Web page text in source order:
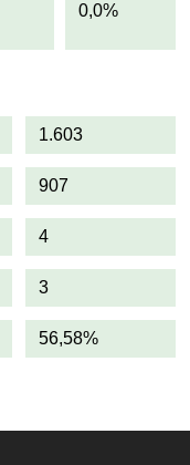
0,0%
1.603
907
4
3
56,58%